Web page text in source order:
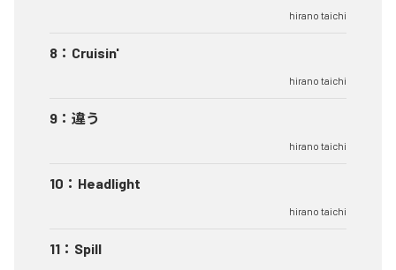
hirano taichi
8 ： Cruisin'
hirano taichi
9 ： 違う
hirano taichi
10 ： Headlight
hirano taichi
11 ： Spill